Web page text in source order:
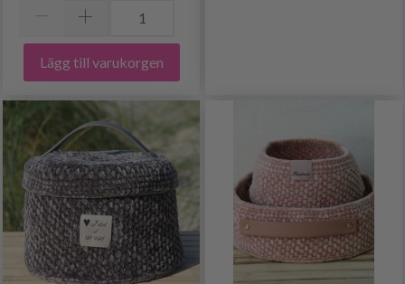
Lägg till varukorgen